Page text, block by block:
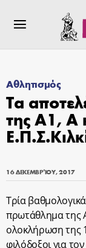
Αθλητισμός
Τα
της Α1, Α
16 ΔΕΚΕΜΒΡΊΟΥ, 2017
Τρία
πρωτάθλημα της
ολοκλήρωση της
φιλόδοξοι για